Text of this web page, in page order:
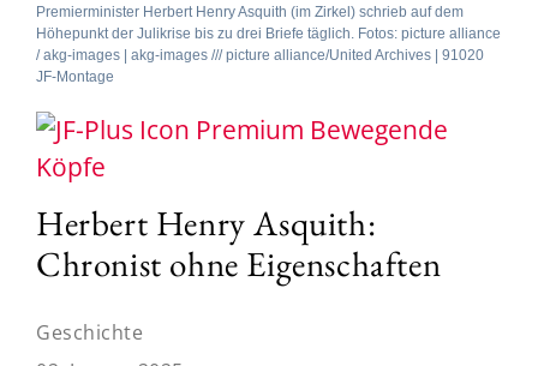
Premierminister Herbert Henry Asquith (im Zirkel) schrieb auf dem
Höhepunkt der Julikrise bis zu drei Briefe täglich. Fotos: picture alliance
/ akg-images | akg-images /// picture alliance/United Archives | 91020
JF-Montage
Bewegende
Köpfe
Herbert Henry Asquith:
Chronist ohne Eigenschaften
Geschichte